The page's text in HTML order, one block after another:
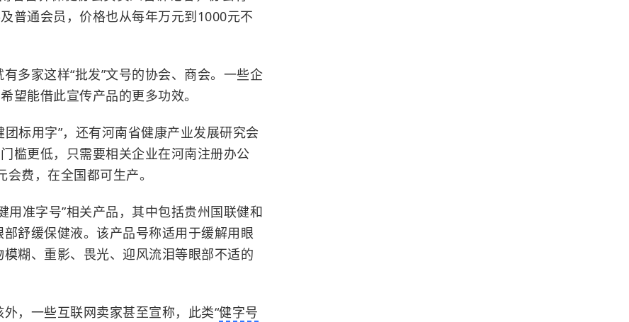
普通会员，价格也从每年万元到1000元不
多家这样“批发”文号的协会、商会。一些企
望能借此宣传产品的更多功效。
标用字”，还有河南省健康产业发展研究会
槛更低，只需要相关企业在河南注册办公
费，在全国都可生产。
准字号”相关产品，其中包括贵州国联健和
舒缓保健液。该产品号称适用于缓解用眼
糊、重影、畏光、迎风流泪等眼部不适的
一些互联网卖家甚至宣称，此类“健字号